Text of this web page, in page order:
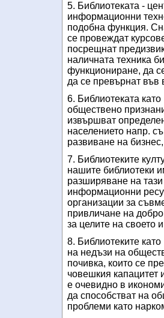
5. Библиотеката -
информационни
подобна функция.
се провеждат
посрещнат
наличната техника
функциониране, да
да се превърнат във
6. Библиотеката
обществено
извършват
населението напр.
развиване на
7. Библиотеките
нашите библиотеки
разширяване на
информационни
организации за
привличане на
за целите на своето
8. Библиотеките
на недъзи на
почивка, които се
човешкия капацитет
е очевидно в
да способстват на
проблеми като